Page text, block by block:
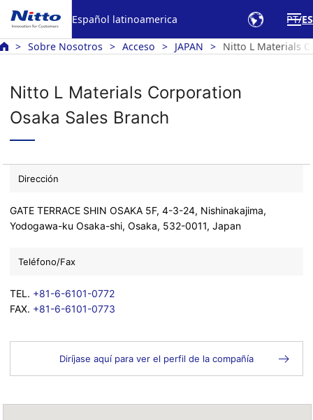
Español latinoamerica PT ES
Sobre Nosotros Acceso JAPAN Nitto L Materials
Nitto L Materials Corporation
Osaka Sales Branch
Dirección
GATE TERRACE SHIN OSAKA 5F, 4-3-24, Nishinakajima,
Yodogawa-ku Osaka-shi, Osaka, 532-0011, Japan
Teléfono/Fax
TEL. +81-6-6101-0772
FAX. +81-6-6101-0773
Diríjase aquí para ver el perfil de la compañía